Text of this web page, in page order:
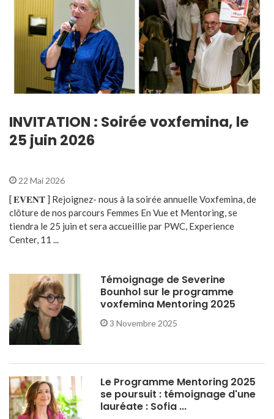
INVITATION : Soirée voxfemina, le
25 juin 2026
22 Mai 2026
[ 𝐄𝐕𝐄𝐍𝐓 ] Rejoignez- nous à la soirée annuelle Voxfemina, de
clôture de nos parcours Femmes En Vue et Mentoring, se
tiendra le 25 juin et sera accueillie par PWC, Experience
Center, 11 ...
Témoignage de Severine
Bounhol sur le programme
voxfemina Mentoring 2025
3 Novembre 2025
Le Programme Mentoring 2025
se poursuit : témoignage d'une
lauréate : Sofia ...